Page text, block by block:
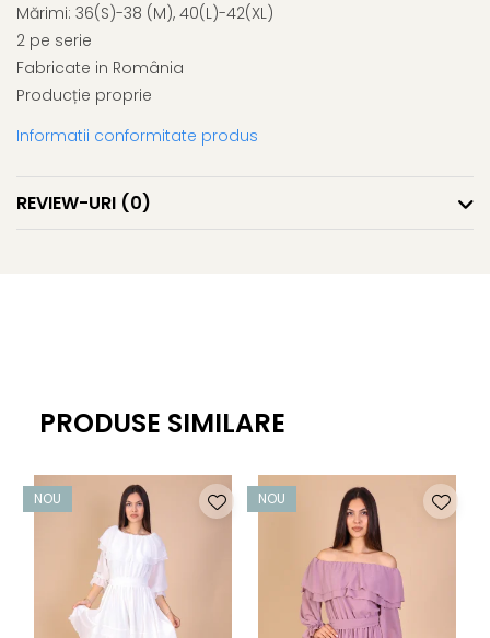
Mărimi: 36(S)-38 (M), 40(L)-42(XL)
2 pe serie
Fabricate in România
Producție proprie
Informatii conformitate produs
REVIEW-URI (0)
PRODUSE SIMILARE
NOU NOU